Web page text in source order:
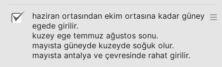
haziran ortasından ekim ortasına kadar güney
egede girilir.
kuzey ege temmuz ağustos sonu.
mayısta güneyde kuzeyde soğuk olur.
mayısta antalya ve çevresinde rahat girilir.